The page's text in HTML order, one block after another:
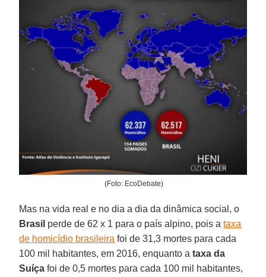
(Foto: EcoDebate)
Mas na vida real e no dia a dia da dinâmica social, o
Brasil perde de 62 x 1 para o país alpino, pois ataxa
de homicídio brasileira foi de 31,3 mortes para cada
100 mil habitantes, em 2016, enquanto ataxa da
Suíça foi de 0,5 mortes para cada 100 mil habitantes,